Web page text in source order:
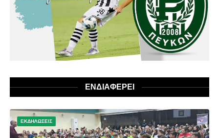
ΕΝΔΙΑΦΕΡΕΙ
ΕΚΔΗΛΩΣΕΙΣ